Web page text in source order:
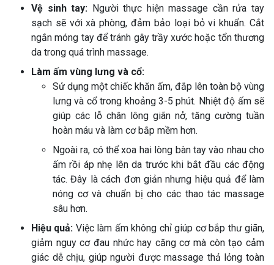
Vệ sinh tay: Người thực hiện massage cần rửa tay
sạch sẽ với xà phòng, đảm bảo loại bỏ vi khuẩn. Cắt
ngắn móng tay để tránh gây trầy xước hoặc tổn thương
da trong quá trình massage.
Làm ấm vùng lưng và cổ:
Sử dụng một chiếc khăn ấm, đắp lên toàn bộ vùng
lưng và cổ trong khoảng 3-5 phút. Nhiệt độ ấm sẽ
giúp các lỗ chân lông giãn nở, tăng cường tuần
hoàn máu và làm cơ bắp mềm hơn.
Ngoài ra, có thể xoa hai lòng bàn tay vào nhau cho
ấm rồi áp nhẹ lên da trước khi bắt đầu các động
tác. Đây là cách đơn giản nhưng hiệu quả để làm
nóng cơ và chuẩn bị cho các thao tác massage
sâu hơn.
Hiệu quả: Việc làm ấm không chỉ giúp cơ bắp thư giãn,
giảm nguy cơ đau nhức hay căng cơ mà còn tạo cảm
giác dễ chịu, giúp người được massage thả lỏng toàn